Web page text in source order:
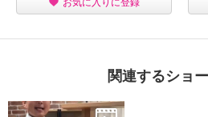
お気に入りに登録
関連するショ